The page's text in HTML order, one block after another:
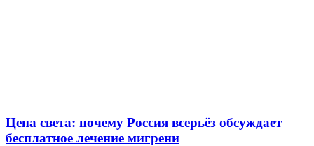
Цена света: почему Россия всерьёз обсуждает
бесплатное лечение мигрени